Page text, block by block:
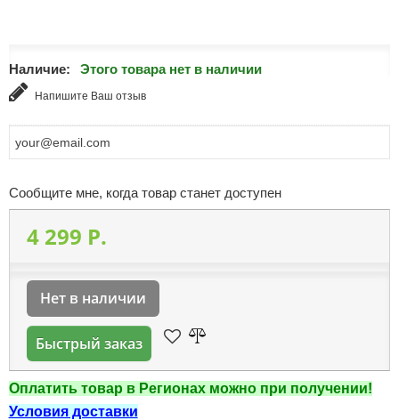
Наличие: Этого товара нет в наличии
Напишите Ваш отзыв
Сообщите мне, когда товар станет доступен
4 299 P.
Нет в наличии
Быстрый заказ
Оплатить товар в Регионах можно при получении!
Условия доставки